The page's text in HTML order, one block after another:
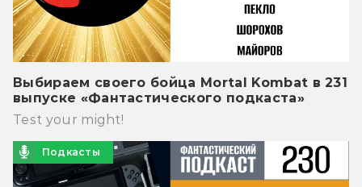
Выбираем своего бойца Mortal Kombat в 231
выпуске «Фантастического подкаста»
Test your might!
Подкасты